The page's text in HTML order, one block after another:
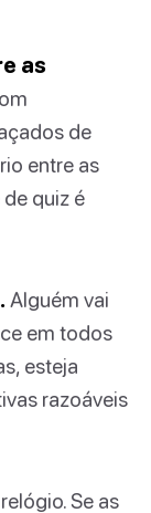
as
de
entre as
quiz é
Alguém vai
em todos
esteja
razoáveis
Se as